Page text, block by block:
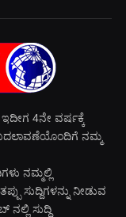
4ನೇ ವರ್ಷಕ್ಕೆ
ನಮ್ಮ
ನಮ್ಮಲ್ಲಿ
ಸುದ್ದಿಗಳನ್ನು ನೀಡುವ
ಸುದ್ದಿ